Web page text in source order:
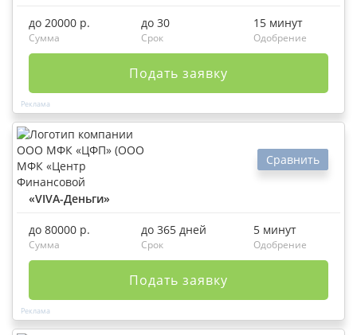
до 20000 р.
Сумма
до 30
Срок
15 минут
Одобрение
Подать заявку
«VIVA-Деньги»
Сравнить
до 80000 р.
Сумма
до 365 дней
Срок
5 минут
Одобрение
Подать заявку